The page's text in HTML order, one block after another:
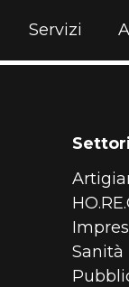
Servizi
Sanità